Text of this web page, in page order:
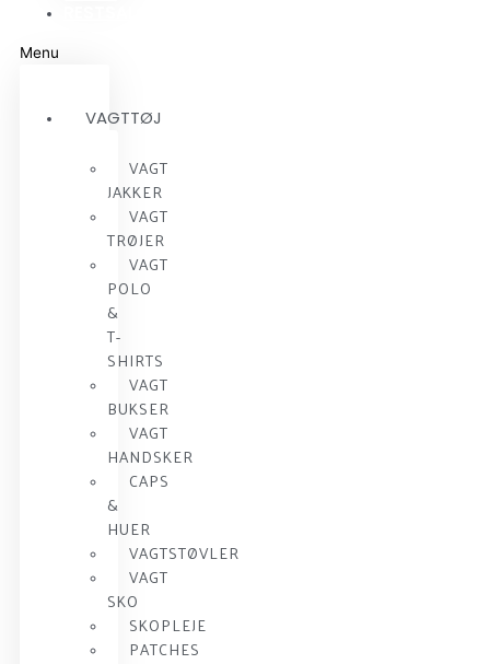
Menu
VAGTTØJ
VAGT
JAKKER
VAGT
TRØJER
VAGT
POLO
&
T-
SHIRTS
VAGT
BUKSER
VAGT
HANDSKER
CAPS
&
HUER
VAGTSTØVLER
VAGT
SKO
SKOPLEJE
PATCHES